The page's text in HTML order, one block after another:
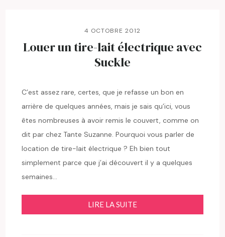
4 OCTOBRE 2012
Louer un tire-lait électrique avec
Suckle
C’est assez rare, certes, que je refasse un bon en
arrière de quelques années, mais je sais qu’ici, vous
êtes nombreuses à avoir remis le couvert, comme on
dit par chez Tante Suzanne. Pourquoi vous parler de
location de tire-lait électrique ? Eh bien tout
simplement parce que j’ai découvert il y a quelques
semaines…
LIRE LA SUITE